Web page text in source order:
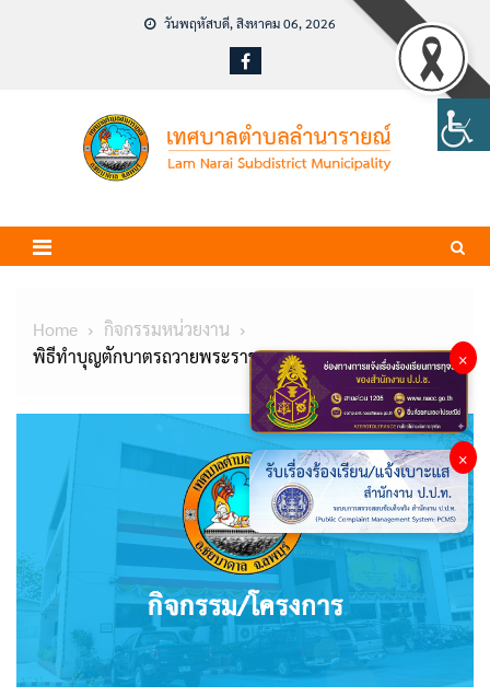
วันพฤหัสบดี, สิงหาคม 06, 2026
Home
กิจกรรมหน่วยงาน
พิธีทำบุญตักบาตรถวายพระราชกุศล
×
×